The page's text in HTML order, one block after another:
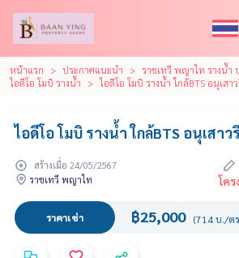
หน้าแรก ประกาศแนะนำ
ราชเทวี พญาไท รางน้ำ
ไอดีโอ โมบิ รางน้ำ
ไอดีโอ โมบิ รางน้ํา ใกล้BTS อนุเสา
ไอดีโอ โมบิ รางน้ํา ใกล้BTS อนุเสาว
สร้างเมื่อ 24/05/2567
ราชเทวี พญาไท
โคร
ราคาเช่า ฿25,000 (714 บ./ต